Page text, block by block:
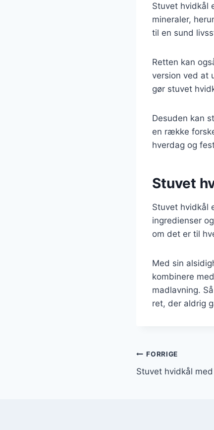
Stuvet hvidkål
mineraler,
til en sund
Retten kan
version ved at
gør stuvet
Desuden kan
en række
hverdag og
Stuvet
Stuvet hvidkål
ingredienser
om det er til
Med sin
kombinere
madlavning.
ret, der aldrig
FORRIGE
Stuvet hvidkål